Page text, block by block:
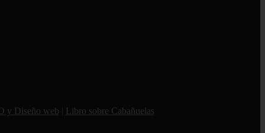
y Diseño web Libro sobre Cabañuelas